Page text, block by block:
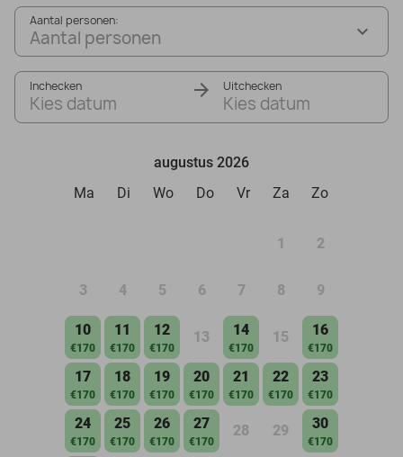
Aantal personen:
Aantal personen
Inchecken
Kies datum
Uitchecken
Kies datum
augustus 2026
Ma
Di Wo Do Vr Za Zo
1 2
3 4 5 6 7 8 9
10
€170
11
€170
12
€170
13 14
€170
15 16
€170
17
€170
18
€170
19
€170
20
€170
21
€170
22
€170
23
€170
24
€170
25
€170
26
€170
27
€170
28 29 30
€170